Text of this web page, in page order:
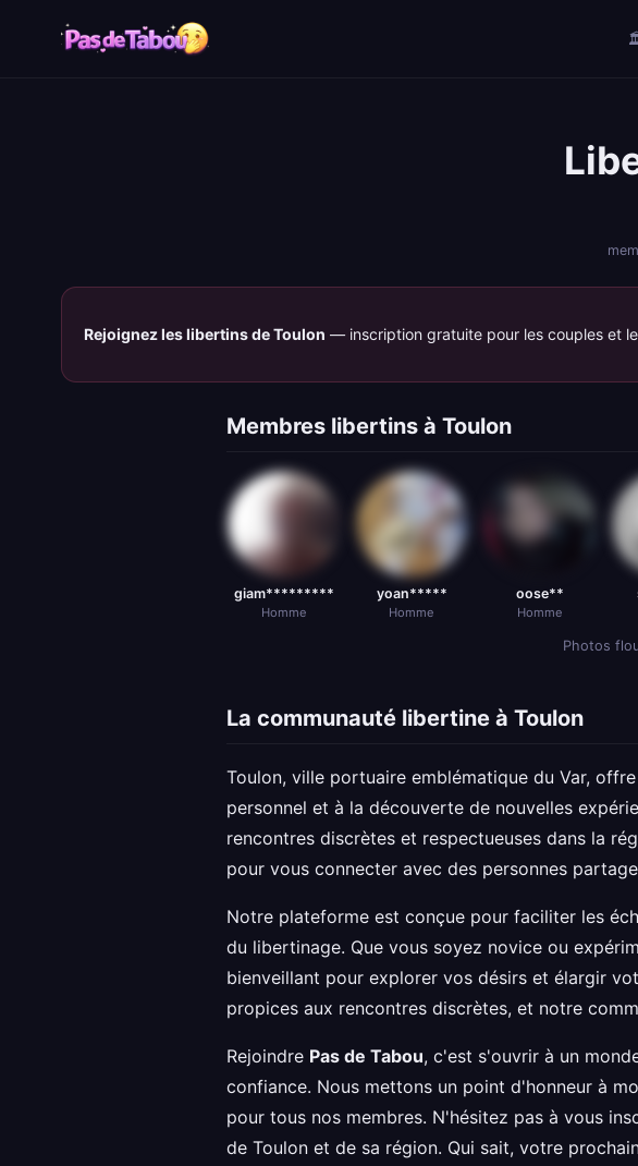
Rejoignez les libertins de Toulon — inscription gratuite pour les couples et
Membres libertins à Toulon
giam*********
Homme
yoan*****
Homme
oose**
Homme
Photos
La communauté libertine à Toulon
Toulon, ville portuaire emblématique du Var,
personnel et à la découverte de nouvelles
rencontres discrètes et respectueuses dans la
pour vous connecter avec des personnes
Notre plateforme est conçue pour faciliter les
du libertinage. Que vous soyez novice ou
bienveillant pour explorer vos désirs et élargir
propices aux rencontres discrètes, et notre
Rejoindre Pas de Tabou, c'est s'ouvrir à un
confiance. Nous mettons un point d'honneur à
pour tous nos membres. N'hésitez pas à vous
de Toulon et de sa région. Qui sait, votre